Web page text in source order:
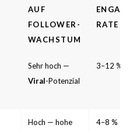
AUF
FOLLOWER-
WACHSTUM
RATE
Sehr hoch —
Viral-Potenzial
3–12 %
Hoch — hohe
4–8 %